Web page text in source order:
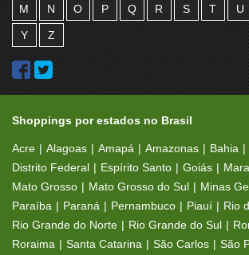
M N O P Q R S T U
Y Z
Shoppings por estados no Brasil
Acre Alagoas Amapá Amazonas Bahia
Distrito Federal
Espírito Santo Goiás
Mato Grosso
Mato Grosso do Sul Minas
Paraíba
Paraná Pernambuco Piauí
Rio
Rio Grande do Norte
Rio Grande do Sul
Roraima
Santa Catarina São Carlos São